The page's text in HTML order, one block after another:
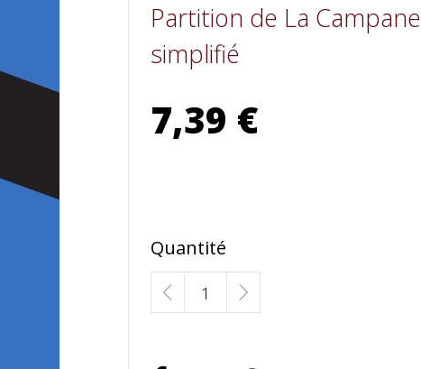
Partition de La
simplifié
7,39 €
Quantité